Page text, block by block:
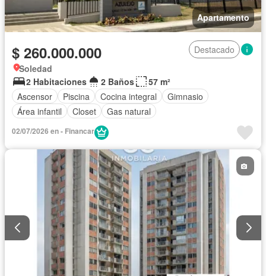
Apartamento
$ 260.000.000
Destacado
Soledad
2 Habitaciones
2 Baños
57 m²
Ascensor
Piscina Cocina integral
Gimnasio
Área infantil
Closet Gas natural
02/07/2026 en - Financar